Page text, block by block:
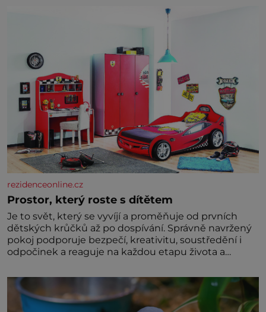
nedokážeme představit. Její příběh je
rezidenceonline.cz
Prostor, který roste s dítětem
Je to svět, který se vyvíjí a proměňuje od prvních
dětských krůčků až po dospívání. Správně navržený
pokoj podporuje bezpečí, kreativitu, soustředění i
odpočinek a reaguje na každou etapu života a
jednoduchost, měkkost a bezpečí, proto by pokoj
miminka měl působit především klidně a útulně.
Předškolní věk je